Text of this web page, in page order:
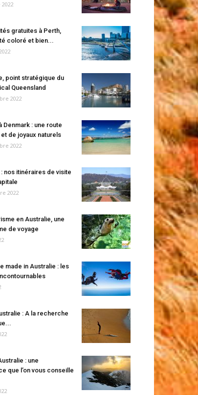
gratuites à Perth,
coloré et bien...
point stratégique du
Queensland
2022
Denmark : une route
et de joyaux naturels
2022
nos itinéraires de visite
2022
en Australie, une
de voyage
made in Australie : les
: A la recherche
: une
que l’on vous conseille